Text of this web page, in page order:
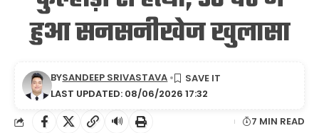
हुआ सनसनीखेज खुलासा
LAST UPDATED: 08/06/2026 17:32
BYSANDEEP SRIVASTAVA
🔊 7 MIN READ